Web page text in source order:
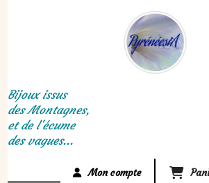
Bijoux issus
des Montagnes,
et de l'écume
des vagues...
Mon compte